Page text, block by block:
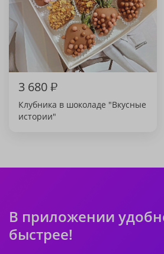
3 680₽
Клубника в шоколаде "Вкусные
истории"
В приложении
быстрее!